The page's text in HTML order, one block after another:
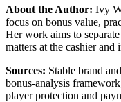
About the Author: Ivy
focus on bonus value,
Her work aims to
matters at the cashier and
Sources: Stable brand
bonus-analysis
player protection and